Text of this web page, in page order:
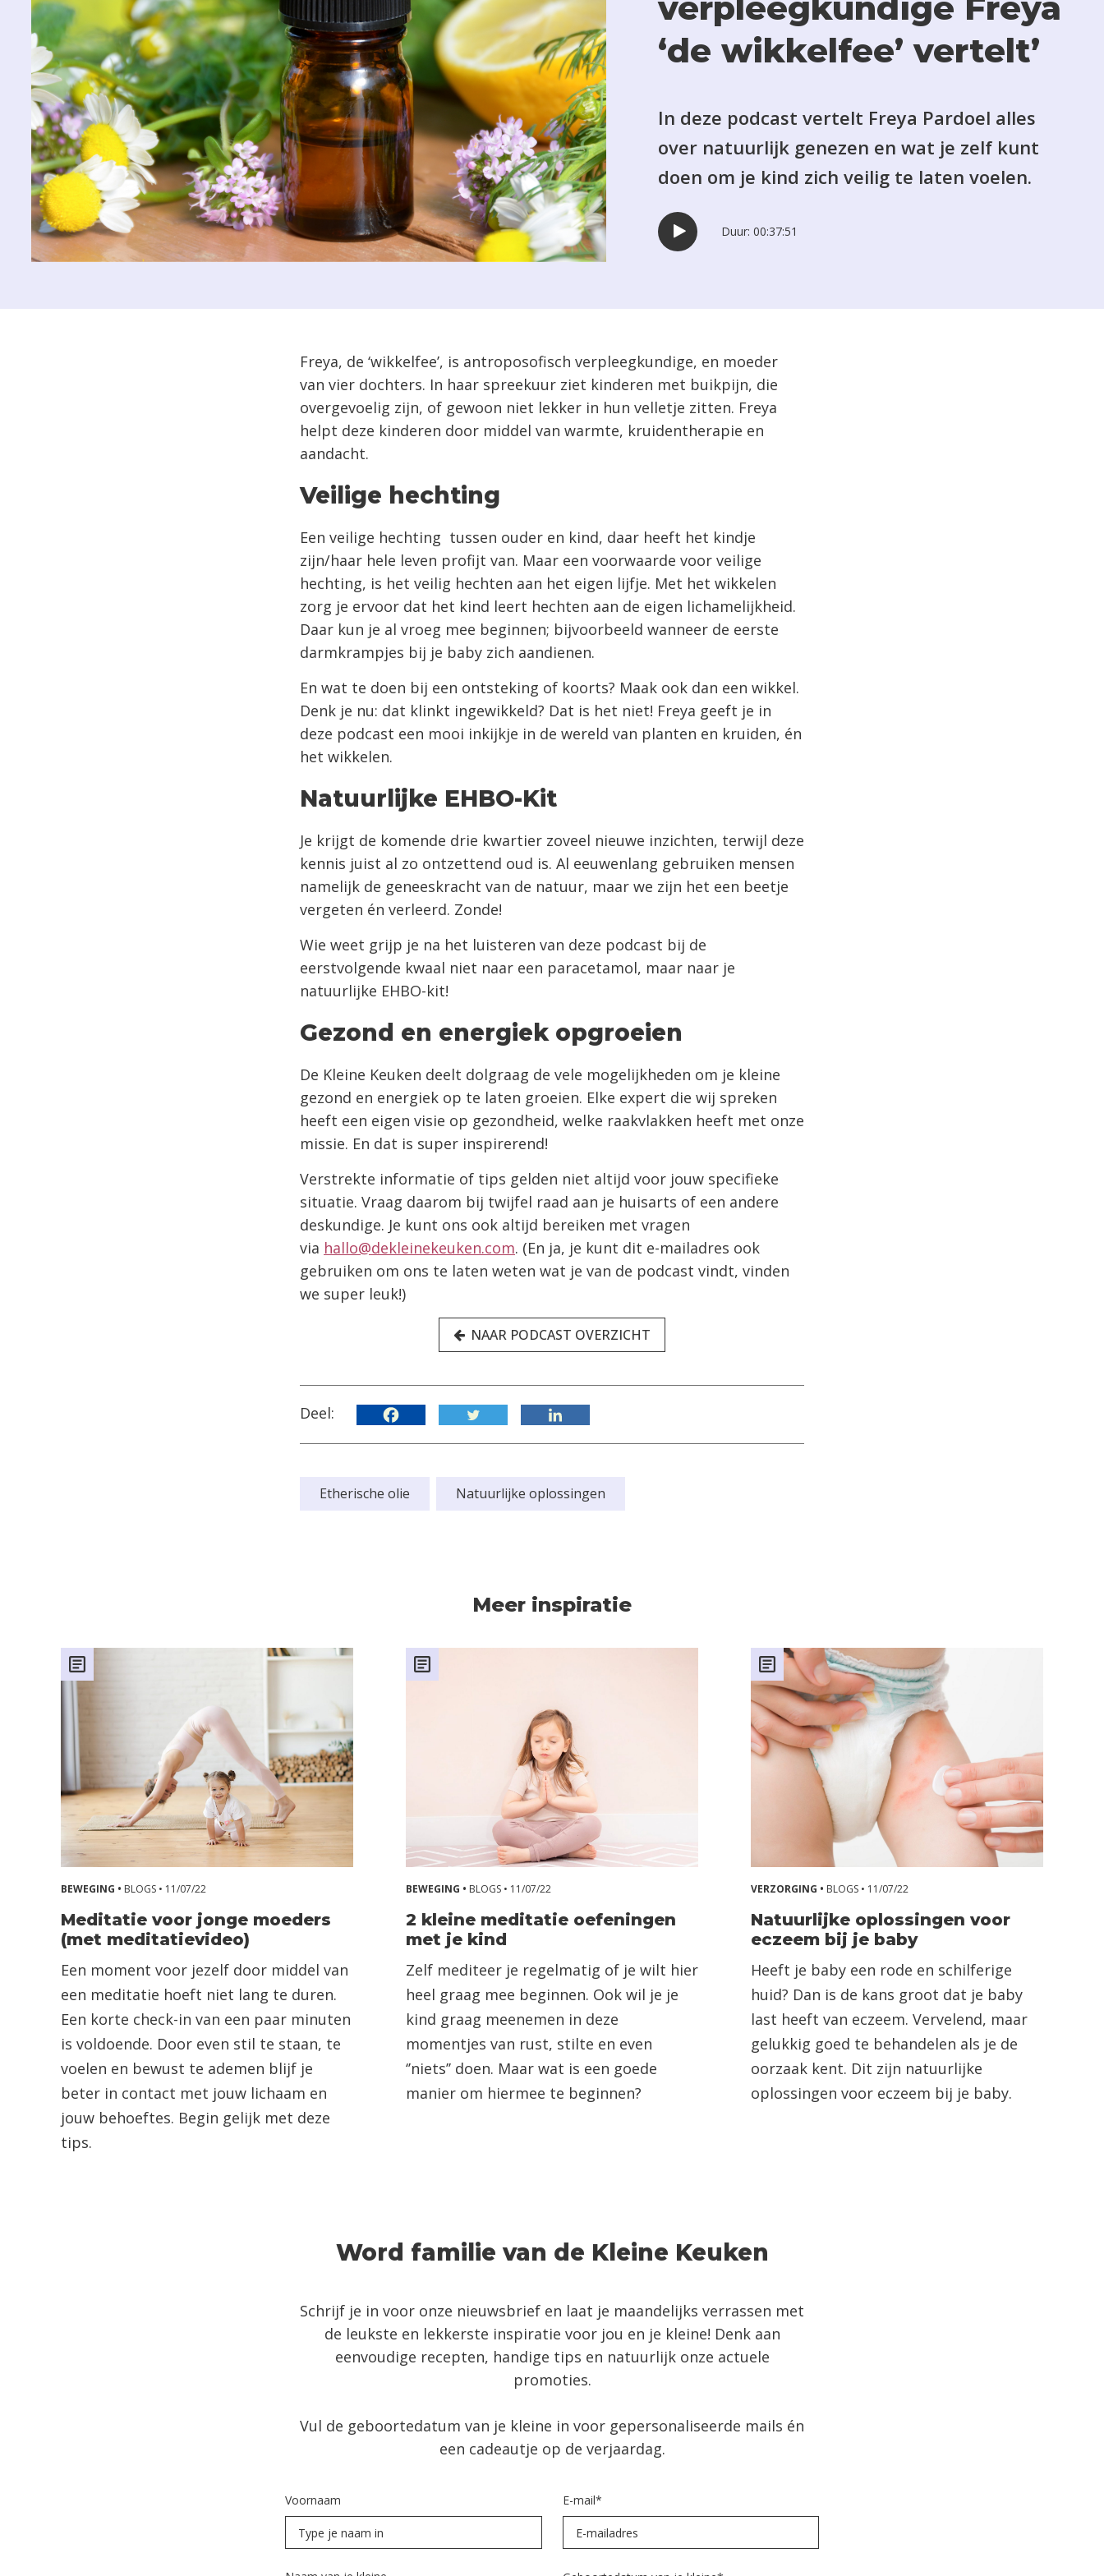
‘de wikkelfee’ vertelt’
In deze podcast vertelt Freya Pardoel alles
over natuurlijk genezen en wat je zelf kunt
doen om je kind zich veilig te laten voelen.
Duur: 00:37:51
Freya, de ‘wikkelfee’, is antroposofisch verpleegkundige, en moeder
van vier dochters. In haar spreekuur ziet kinderen met buikpijn, die
overgevoelig zijn, of gewoon niet lekker in hun velletje zitten. Freya
helpt deze kinderen door middel van warmte, kruidentherapie en
aandacht.
Veilige hechting
Een veilige hechting tussen ouder en kind, daar heeft het kindje
zijn/haar hele leven profijt van. Maar een voorwaarde voor veilige
hechting, is het veilig hechten aan het eigen lijfje. Met het wikkelen
zorg je ervoor dat het kind leert hechten aan de eigen lichamelijkheid.
Daar kun je al vroeg mee beginnen; bijvoorbeeld wanneer de eerste
darmkrampjes bij je baby zich aandienen.
En wat te doen bij een ontsteking of koorts? Maak ook dan een wikkel.
Denk je nu: dat klinkt ingewikkeld? Dat is het niet! Freya geeft je in
deze podcast een mooi inkijkje in de wereld van planten en kruiden, én
het wikkelen.
Natuurlijke EHBO-Kit
Je krijgt de komende drie kwartier zoveel nieuwe inzichten, terwijl deze
kennis juist al zo ontzettend oud is. Al eeuwenlang gebruiken mensen
namelijk de geneeskracht van de natuur, maar we zijn het een beetje
vergeten én verleerd. Zonde!
Wie weet grijp je na het luisteren van deze podcast bij de
eerstvolgende kwaal niet naar een paracetamol, maar naar je
natuurlijke EHBO-kit!
Gezond en energiek opgroeien
De Kleine Keuken deelt dolgraag de vele mogelijkheden om je kleine
gezond en energiek op te laten groeien. Elke expert die wij spreken
heeft een eigen visie op gezondheid, welke raakvlakken heeft met onze
missie. En dat is super inspirerend!
Verstrekte informatie of tips gelden niet altijd voor jouw specifieke
situatie. Vraag daarom bij twijfel raad aan je huisarts of een andere
deskundige. Je kunt ons ook altijd bereiken met vragen
via hallo@dekleinekeuken.com. (En ja, je kunt dit e-mailadres ook
gebruiken om ons te laten weten wat je van de podcast vindt, vinden
we super leuk!)
NAAR PODCAST OVERZICHT
Deel:
Etherische olie Natuurlijke oplossingen
Meer inspiratie
BEWEGING • BLOGS • 11/07/22
Meditatie voor jonge moeders
(met meditatievideo)
Een moment voor jezelf door middel van
een meditatie hoeft niet lang te duren.
Een korte check-in van een paar minuten
is voldoende. Door even stil te staan, te
voelen en bewust te ademen blijf je
beter in contact met jouw lichaam en
jouw behoeftes. Begin gelijk met deze
tips.
BEWEGING • BLOGS • 11/07/22
2 kleine meditatie oefeningen
met je kind
Zelf mediteer je regelmatig of je wilt hier
heel graag mee beginnen. Ook wil je je
kind graag meenemen in deze
momentjes van rust, stilte en even
‘’niets’’ doen. Maar wat is een goede
manier om hiermee te beginnen?
VERZORGING • BLOGS • 11/07/22
Natuurlijke oplossingen voor
eczeem bij je baby
Heeft je baby een rode en schilferige
huid? Dan is de kans groot dat je baby
last heeft van eczeem. Vervelend, maar
gelukkig goed te behandelen als je de
oorzaak kent. Dit zijn natuurlijke
oplossingen voor eczeem bij je baby.
Word familie van de Kleine Keuken
Schrijf je in voor onze nieuwsbrief en laat je maandelijks verrassen met
de leukste en lekkerste inspiratie voor jou en je kleine! Denk aan
eenvoudige recepten, handige tips en natuurlijk onze actuele
promoties.
Vul de geboortedatum van je kleine in voor gepersonaliseerde mails én
een cadeautje op de verjaardag.
Voornaam E-mail*